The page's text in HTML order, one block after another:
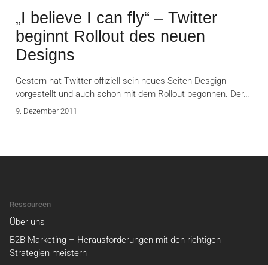
„I believe I can fly“ – Twitter
beginnt Rollout des neuen
Designs
Gestern hat Twitter offiziell sein neues Seiten-Desgign
vorgestellt und auch schon mit dem Rollout begonnen. Der…
9. Dezember 2011
Ressourcen
Über uns
B2B Marketing – Herausforderungen mit den richtigen
Strategien meistern